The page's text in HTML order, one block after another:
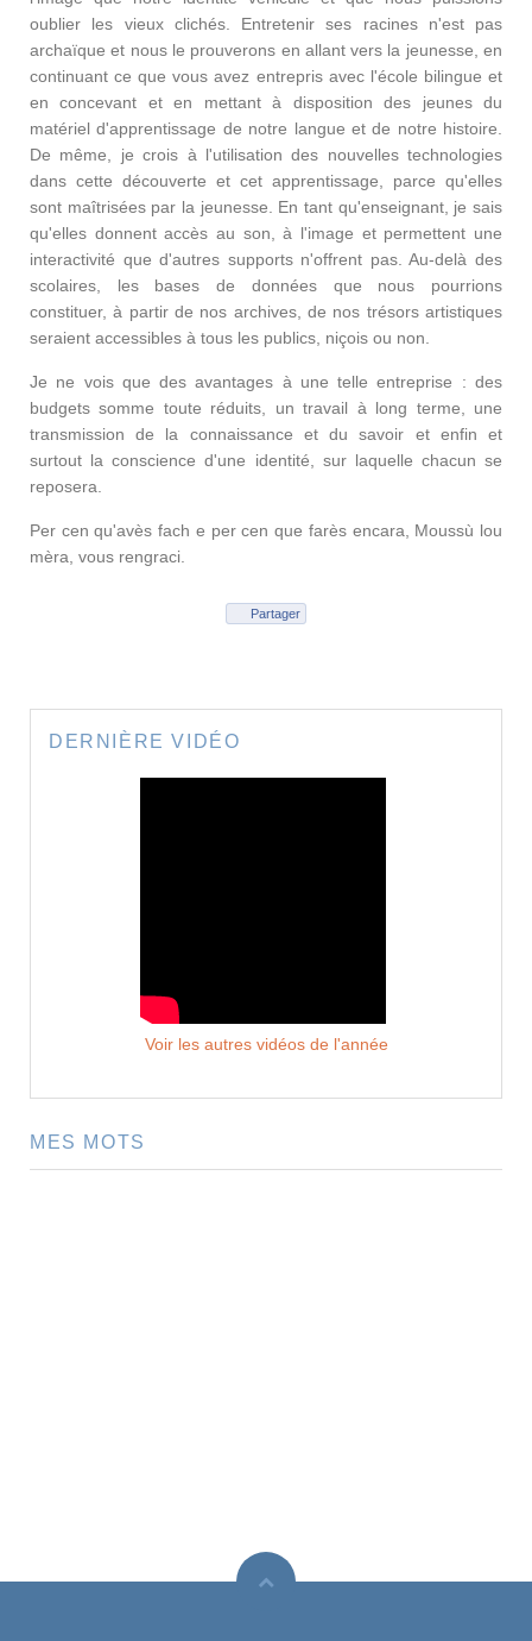
oublier les vieux clichés. Entretenir ses racines n'est pas
archaïque et nous le prouverons en allant vers la jeunesse, en
continuant ce que vous avez entrepris avec l'école bilingue et
en concevant et en mettant à disposition des jeunes du
matériel d'apprentissage de notre langue et de notre histoire.
De même, je crois à l'utilisation des nouvelles technologies
dans cette découverte et cet apprentissage, parce qu'elles
sont maîtrisées par la jeunesse. En tant qu'enseignant, je sais
qu'elles donnent accès au son, à l'image et permettent une
interactivité que d'autres supports n'offrent pas. Au-delà des
scolaires, les bases de données que nous pourrions
constituer, à partir de nos archives, de nos trésors artistiques
seraient accessibles à tous les publics, niçois ou non.
Je ne vois que des avantages à une telle entreprise : des
budgets somme toute réduits, un travail à long terme, une
transmission de la connaissance et du savoir et enfin et
surtout la conscience d'une identité, sur laquelle chacun se
reposera.
Per cen qu'avès fach e per cen que farès encara, Moussù lou
mèra, vous rengraci.
Partager
DERNIÈRE VIDÉO
Voir les autres vidéos de l'année
MES MOTS